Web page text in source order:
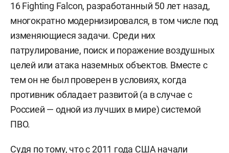
16 Fighting Falcon, разработанный 50 лет назад,
многократно модернизировался, в том числе под
изменяющиеся задачи. Среди них
патрулирование, поиск и поражение воздушных
целей или атака наземных объектов. Вместе с
тем он не был проверен в условиях, когда
противник обладает развитой (а в случае с
Россией — одной из лучших в мире) системой
ПВО.
Судя по тому, что с 2011 года США начали